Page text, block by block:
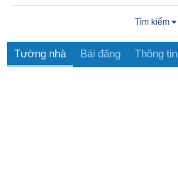
Tìm kiếm
Tường nhà Bài đăng Thông tin